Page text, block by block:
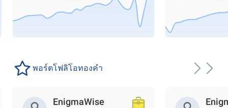
พอร์ตโฟลิโอทองคำ
EnigmaWise